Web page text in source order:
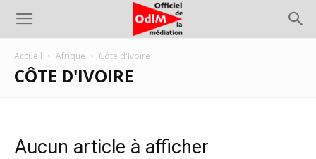
Accueil Afrique Côte d'Ivoire
CÔTE D'IVOIRE
Aucun article à afficher